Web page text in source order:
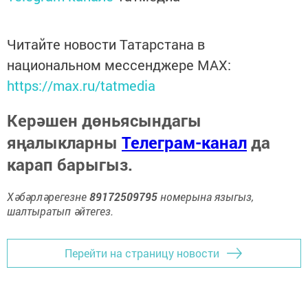
Читайте новости Татарстана в
национальном мессенджере MАХ:
https://max.ru/tatmedia
Керәшен дөньясындагы
яңалыкларны Телеграм-каналда
карап барыгыз.
Хәбәрләрегезне89172509795номерына языгыз,
шалтыратып әйтегез.
Перейти на страницу новости